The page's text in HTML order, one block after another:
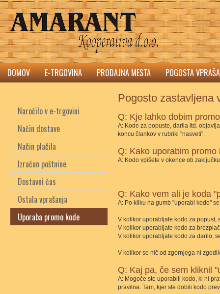
DOMOV E-TRGOVINA PRODAJNA MESTA POGOSTA
Naročilo v e-trgovini
Način dostave
Način plačila
Izračun poštnine
Dostavni čas
Ostala vprašanja
Uporaba promo kode
Pogosto zastavljena
Q: Kje lahko dobim
A: Kode za popuste, darila itd.
koncu člankov v rubriki "nasveti".
Q: Kako uporabim promo
A: Kodo vpišete v okence ob
Q: Kako vem ali je koda
A: Po kliku na gumb "uporabi kodo"
V kolikor uporabljate kodo za popust,
V kolikor uporabljate kodo za
V kolikor uporabljate kodo za darilo,
V kolikor se nič od zgornjega ni
Q: Kaj pa, če sem kliknil
A: Mogoče ste uporabili kodo, ki ni
pravilna. Tam, kjer ste dobili kodo